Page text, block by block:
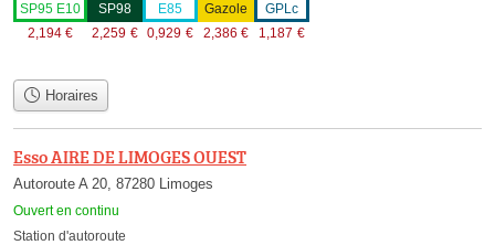
SP95 E10
2,194 €
SP98
2,259 €
E85
0,929 €
Gazole
2,386 €
GPLc
1,187 €
Horaires
Esso AIRE DE LIMOGES OUEST
Autoroute A 20, 87280 Limoges
Ouvert en continu
Station d'autoroute